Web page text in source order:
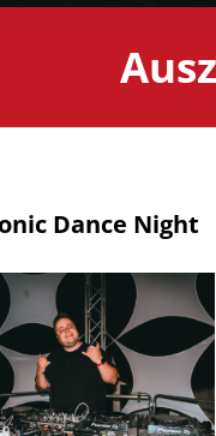
Dance Night